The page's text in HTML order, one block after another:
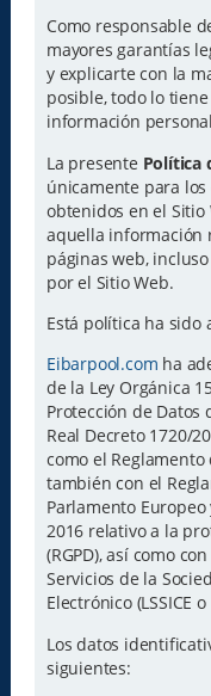
Como responsable
mayores garantías
y explicarte con la
posible, todo lo
información
La presente Política
únicamente para
obtenidos en el Sitio
aquella información
páginas web,
por el Sitio Web.
Está política ha sido
Eibarpool.com ha
de la Ley Orgánica
Protección de Datos
Real Decreto 1720/
como el
también con el
Parlamento
2016 relativo a la
(RGPD), así como
Servicios de la
Electrónico (LSSICE o
Los datos
siguientes: